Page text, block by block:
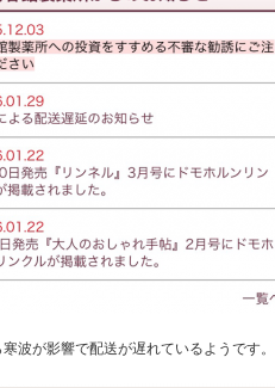
寒波が影響で配送が遅れているようです。